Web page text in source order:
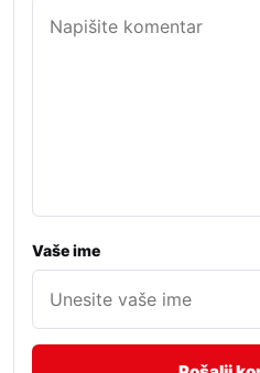
Vaše ime